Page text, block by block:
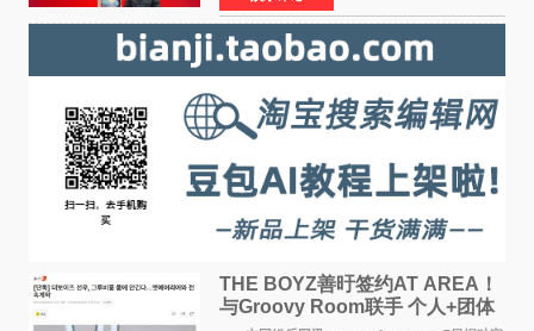
席欧阳坚率团，一
THE BOYZ善旴签约AT AREA！
与Groovy Room联手 个人+团体